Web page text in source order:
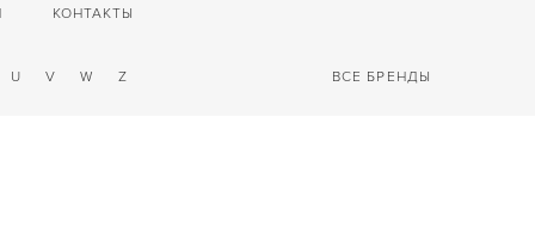
КОНТАКТЫ
U V W Z ВСЕ БРЕНДЫ